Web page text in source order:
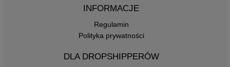
INFORMACJE
Regulamin
Polityka prywatności
DLA DROPSHIPPERÓW